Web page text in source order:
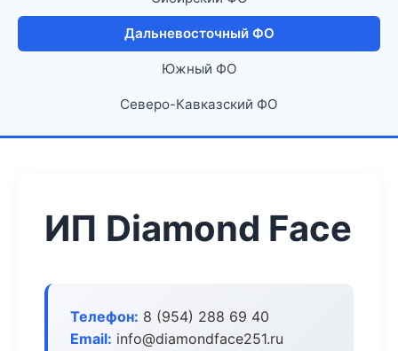
Дальневосточный ФО
Южный ФО
Северо-Кавказский ФО
ИП Diamond Face
Телефон: 8 (954) 288 69 40
Email: info@diamondface251.ru